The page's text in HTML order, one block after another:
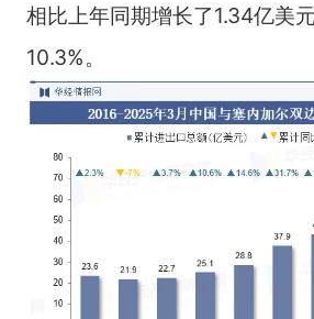
相比上年同期增长了1.34亿美
10.3%。